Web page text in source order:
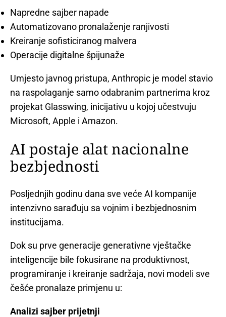
Napredne sajber napade
Automatizovano pronalaženje ranjivosti
Kreiranje sofisticiranog malvera
Operacije digitalne špijunaže
Umjesto javnog pristupa, Anthropic je model stavio
na raspolaganje samo odabranim partnerima kroz
projekat Glasswing, inicijativu u kojoj učestvuju
Microsoft, Apple i Amazon.
AI postaje alat nacionalne
bezbjednosti
Posljednjih godinu dana sve veće AI kompanije
intenzivno sarađuju sa vojnim i bezbjednosnim
institucijama.
Dok su prve generacije generativne vještačke
inteligencije bile fokusirane na produktivnost,
programiranje i kreiranje sadržaja, novi modeli sve
češće pronalaze primjenu u:
Analizi sajber prijetnji